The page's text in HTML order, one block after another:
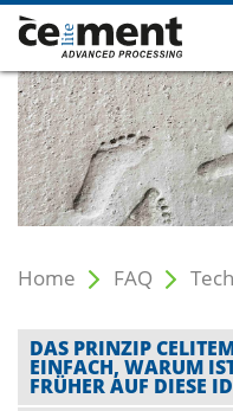
Home FAQ
DAS PRINZIP
EINFACH, WARUM
FRÜHER AUF DIESE